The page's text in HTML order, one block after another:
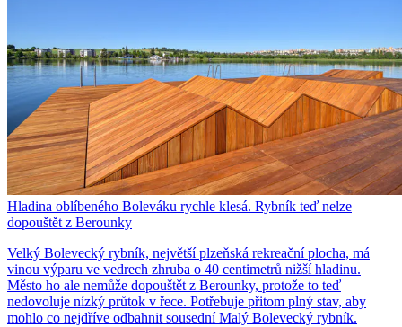
Hladina oblíbeného Boleváku rychle klesá. Rybník teď nelze
dopouštět z Berounky
Velký Bolevecký rybník, největší plzeňská rekreační plocha, má
vinou výparu ve vedrech zhruba o 40 centimetrů nižší hladinu.
Město ho ale nemůže dopouštět z Berounky, protože to teď
nedovoluje nízký průtok v řece. Potřebuje přitom plný stav, aby
mohlo co nejdříve odbahnit sousední Malý Bolevecký rybník.